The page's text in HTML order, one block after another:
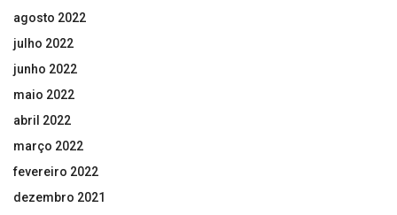
agosto 2022
julho 2022
junho 2022
maio 2022
abril 2022
março 2022
fevereiro 2022
dezembro 2021